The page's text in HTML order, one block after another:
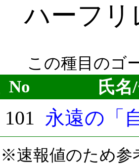
ハーフリ
この種目のゴ
No 氏
101 永遠の「
※速報値のため参